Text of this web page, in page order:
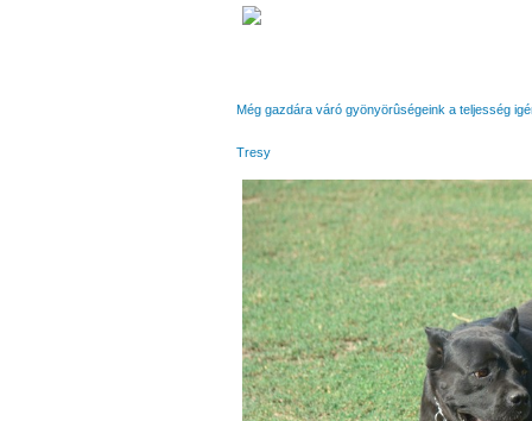
Még gazdára váró gyönyörûségeink a teljesség
Tresy